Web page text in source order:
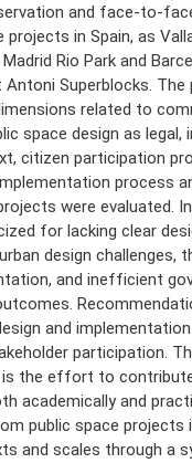
and face-to-
in Spain, as
Rio Park and
Antoni Superblocks.
related to
space design as legal,
citizen participation
process
were evaluated.
for lacking clear
design challenges,
and inefficient
and
participation.
the effort to
academically and
public space projects
and scales through a